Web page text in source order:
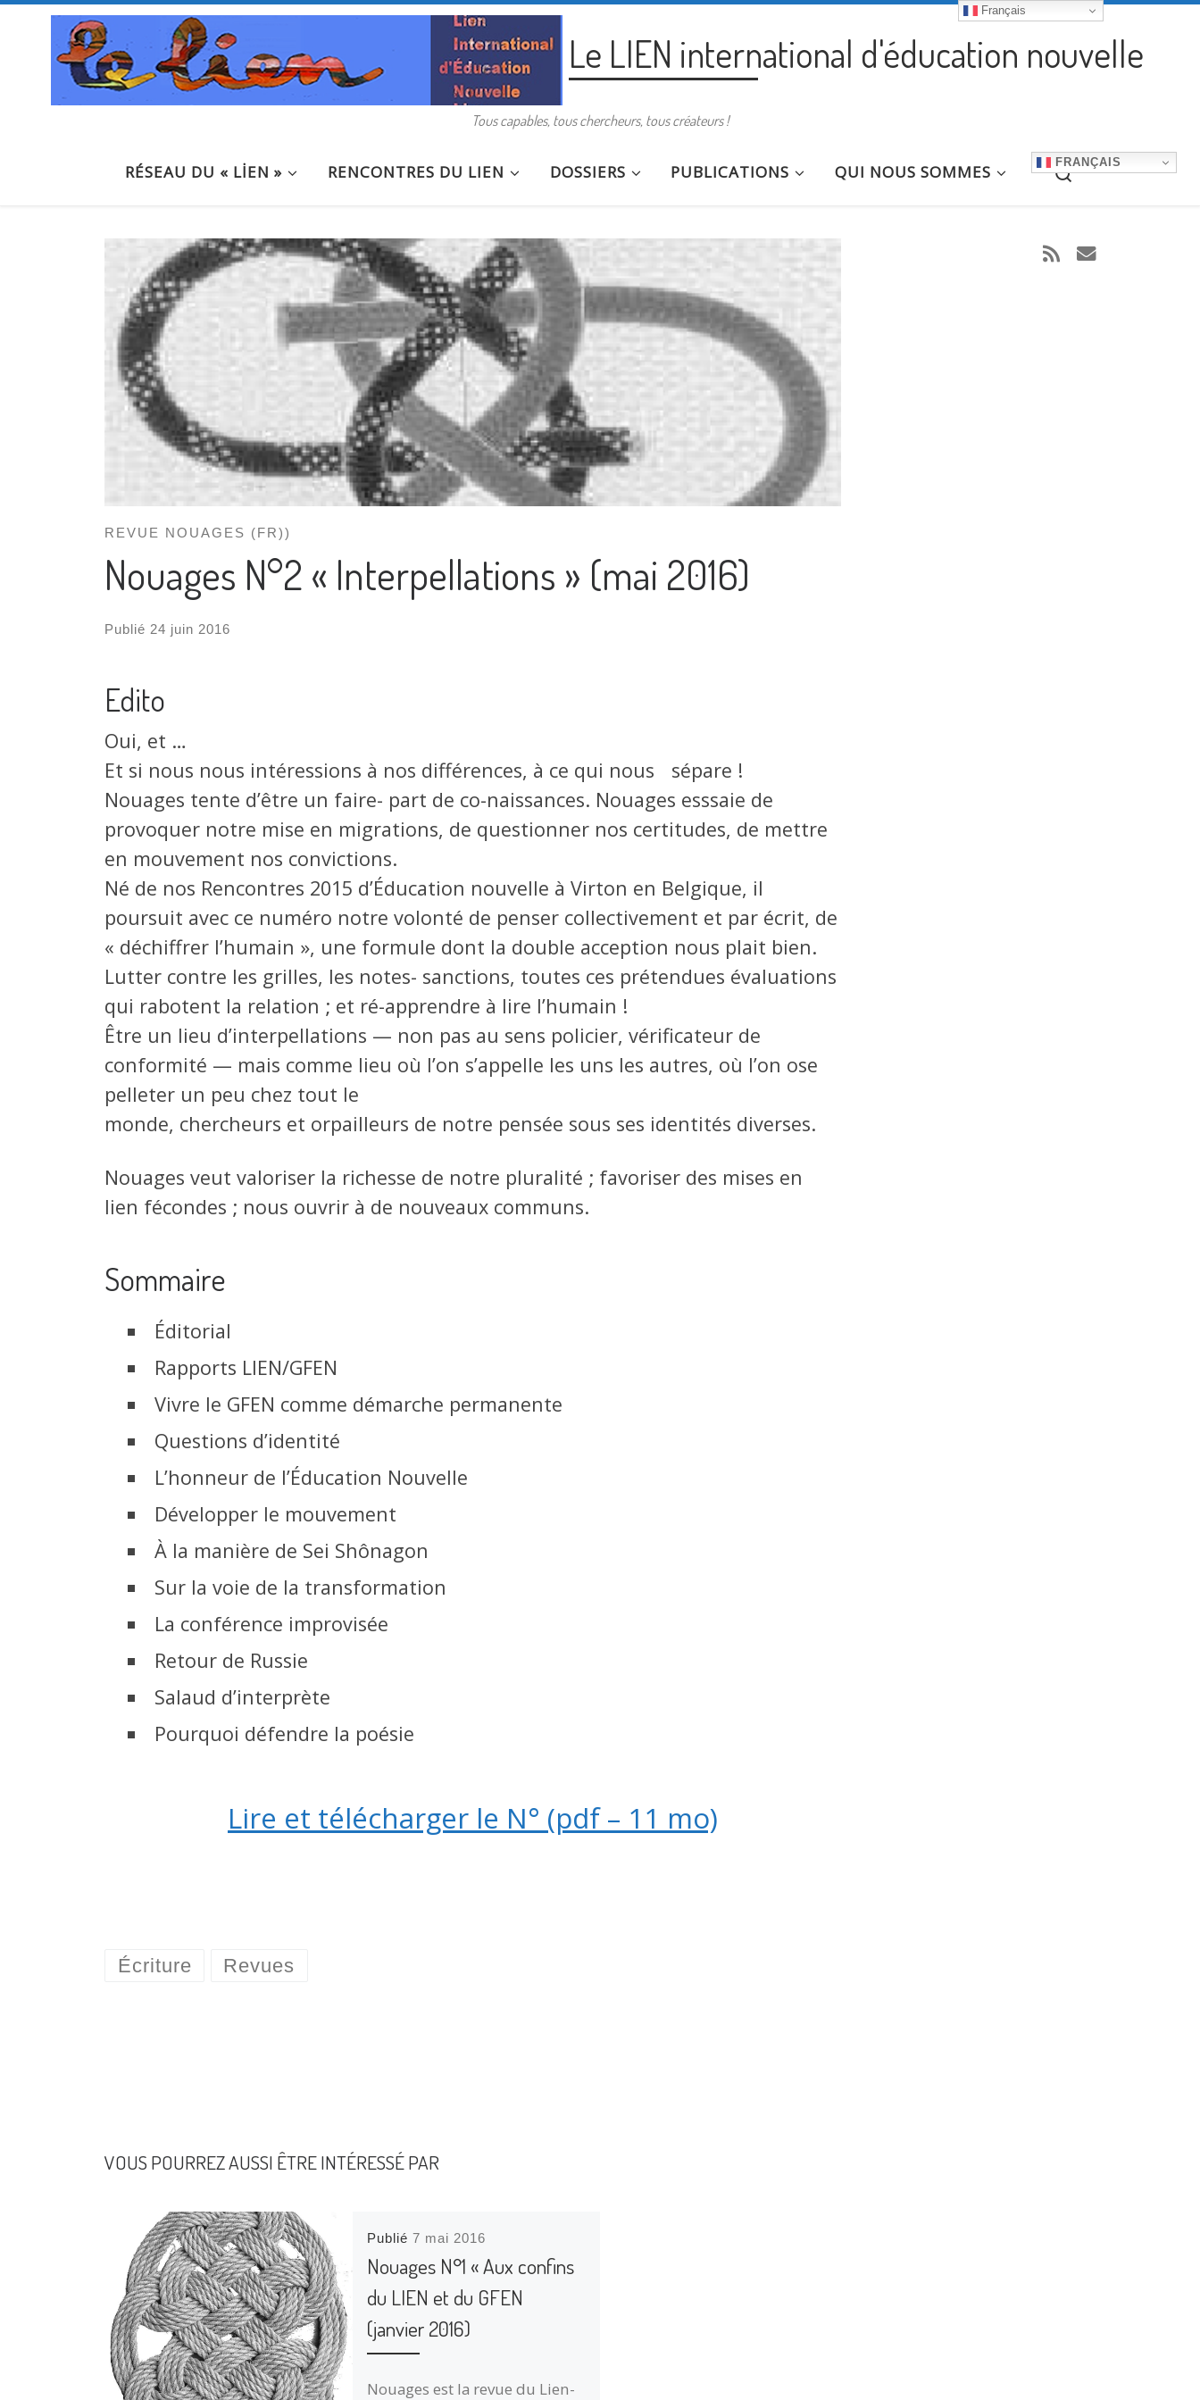
Passer au contenu
Le LIEN international d'éducation nouvelle
Tous capables, tous chercheurs, tous créateurs !
RÉSEAU DU « LİEN » RENCONTRES DU LIEN DOSSIERS PUBLICATIONS QUI NOUS SOMMES FRANÇAIS
Search
REVUE NOUAGES (FR))
Nouages N°2 « Interpellations » (mai 2016)
Publié 24 juin 2016
Edito
Oui, et …
Et si nous nous intéressions à nos différences, à ce qui nous sépare !
Nouages tente d’être un faire- part de co-naissances. Nouages esssaie de
provoquer notre mise en migrations, de questionner nos certitudes, de mettre
en mouvement nos convictions.
Né de nos Rencontres 2015 d’Éducation nouvelle à Virton en Belgique, il
poursuit avec ce numéro notre volonté de penser collectivement et par écrit, de
« déchiffrer l’humain », une formule dont la double acception nous plait bien.
Lutter contre les grilles, les notes- sanctions, toutes ces prétendues évaluations
qui rabotent la relation ; et ré-apprendre à lire l’humain !
Être un lieu d’interpellations — non pas au sens policier, vérificateur de
conformité — mais comme lieu où l’on s’appelle les uns les autres, où l’on ose
pelleter un peu chez tout le
monde, chercheurs et orpailleurs de notre pensée sous ses identités diverses.
Nouages veut valoriser la richesse de notre pluralité ; favoriser des mises en
lien fécondes ; nous ouvrir à de nouveaux communs.
Sommaire
Éditorial
Rapports LIEN/GFEN
Vivre le GFEN comme démarche permanente
Questions d’identité
L’honneur de l’Éducation Nouvelle
Développer le mouvement
À la manière de Sei Shônagon
Sur la voie de la transformation
La conférence improvisée
Retour de Russie
Salaud d’interprète
Pourquoi défendre la poésie
Lire et télécharger le N° (pdf – 11 mo)
Écriture Revues
VOUS POURREZ AUSSI ÊTRE INTÉRESSÉ PAR
Publié7 mai 2016
Nouages N°1 « Aux confins
du LIEN et du GFEN
(janvier 2016)
Nouages est la revue du Lien-
Français